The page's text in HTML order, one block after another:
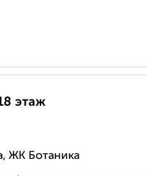
этаж
ЖК Ботаника